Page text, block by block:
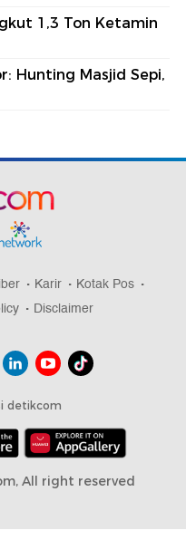
1,3 Ton Ketamin
Hunting Masjid Sepi,
Karir
Kotak Pos
Disclaimer
detikcom
All right reserved